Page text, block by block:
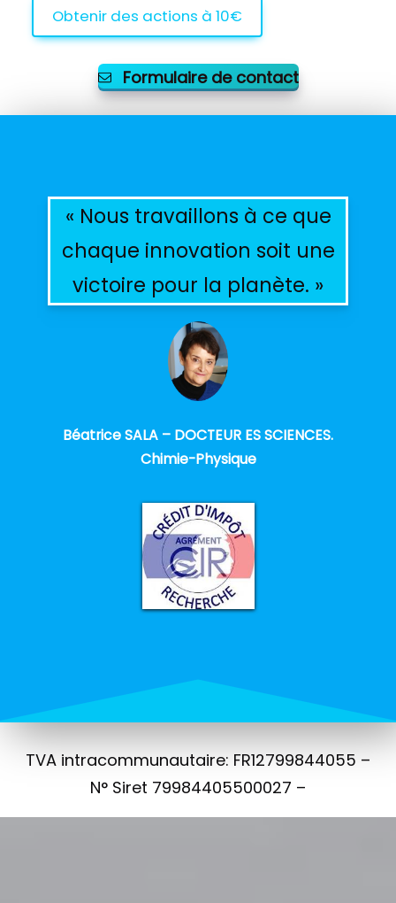
Obtenir des actions à 10€
Formulaire de contact
« Nous travaillons à ce que
chaque innovation soit une
victoire pour la planète. »
Béatrice SALA – DOCTEUR ES SCIENCES.
Chimie-Physique
TVA intracommunautaire: FR12799844055 –
N° Siret 79984405500027 –